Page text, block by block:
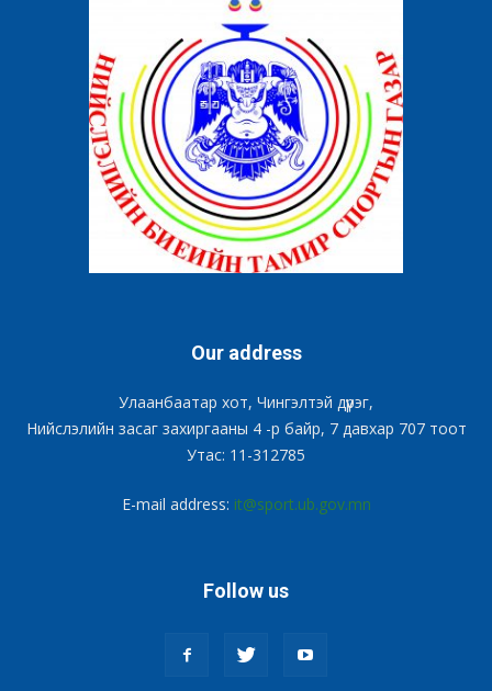
Our address
Улаанбаатар хот, Чингэлтэй дүүрэг,
Нийслэлийн засаг захиргааны 4 -р байр, 7 давхар 707 тоот
Утас: 11-312785
E-mail address: it@sport.ub.gov.mn
Follow us